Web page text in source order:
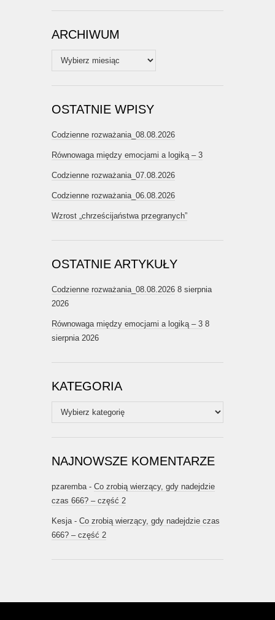
ARCHIWUM
Archiwum
OSTATNIE WPISY
Codzienne rozważania_08.08.2026
Równowaga między emocjami a logiką – 3
Codzienne rozważania_07.08.2026
Codzienne rozważania_06.08.2026
Wzrost „chrześcijaństwa przegranych”
OSTATNIE ARTYKUŁY
Codzienne rozważania_08.08.2026 8 sierpnia
2026
Równowaga między emocjami a logiką – 3 8
sierpnia 2026
KATEGORIA
Kategoria
NAJNOWSZE KOMENTARZE
pzaremba - Co zrobią wierzący, gdy nadejdzie
czas 666? – część 2
Kesja - Co zrobią wierzący, gdy nadejdzie czas
666? – część 2